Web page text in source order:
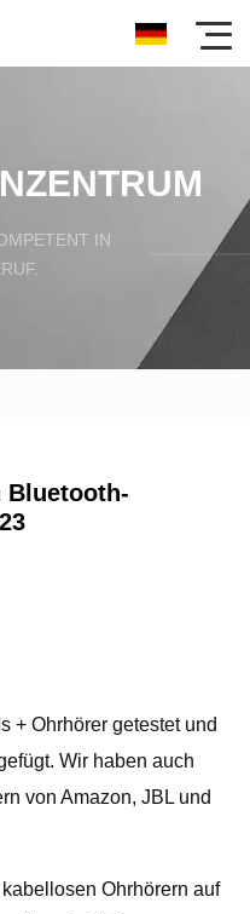
IN
Bluetooth-
+ Ohrhörer getestet und
Wir haben auch
von Amazon, JBL und
Ohrhörern auf